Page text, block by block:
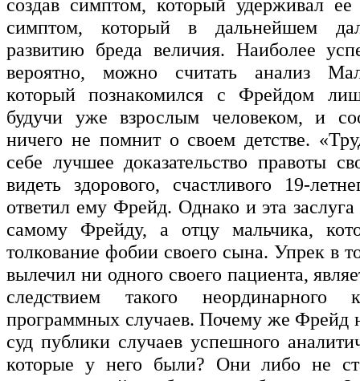
создав симптом, который удерживал ее
симптом, который в дальнейшем
развитию бреда величия. Наиболее
вероятно, можно считать анализ
который познакомился с Фрейдом
будучи уже взрослым человеком, и
ничего не помнит о своем детстве.
себе лучшее доказательство правоты
видеть здорового, счастливого 19-
ответил ему Фрейд. Однако и эта
самому Фрейду, а отцу мальчика,
толкование фобии своего сына. Упрек в
вылечил ни одного своего пациента,
следствием такого неординарного
программных случаев. Почему же Фрейд
суд публики случаев успешного
которые у него были? Они либо не